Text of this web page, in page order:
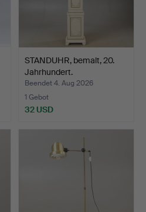
STANDUHR, bemalt, 20.
Jahrhundert.
Beendet 4. Aug 2026
1 Gebot
32 USD